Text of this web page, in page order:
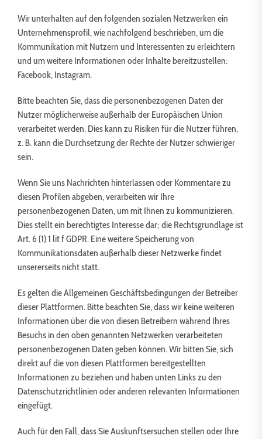
Wir unterhalten auf den folgenden sozialen Netzwerken ein
Unternehmensprofil, wie nachfolgend beschrieben, um die
Kommunikation mit Nutzern und Interessenten zu erleichtern
und um weitere Informationen oder Inhalte bereitzustellen:
Facebook, Instagram.
Bitte beachten Sie, dass die personenbezogenen Daten der
Nutzer möglicherweise außerhalb der Europäischen Union
verarbeitet werden. Dies kann zu Risiken für die Nutzer führen,
z. B. kann die Durchsetzung der Rechte der Nutzer schwieriger
sein.
Wenn Sie uns Nachrichten hinterlassen oder Kommentare zu
diesen Profilen abgeben, verarbeiten wir Ihre
personenbezogenen Daten, um mit Ihnen zu kommunizieren.
Dies stellt ein berechtigtes Interesse dar; die Rechtsgrundlage ist
Art. 6 (1) 1 lit f GDPR. Eine weitere Speicherung von
Kommunikationsdaten außerhalb dieser Netzwerke findet
unsererseits nicht statt.
Es gelten die Allgemeinen Geschäftsbedingungen der Betreiber
dieser Plattformen. Bitte beachten Sie, dass wir keine weiteren
Informationen über die von diesen Betreibern während Ihres
Besuchs in den oben genannten Netzwerken verarbeiteten
personenbezogenen Daten geben können. Wir bitten Sie, sich
direkt auf die von diesen Plattformen bereitgestellten
Informationen zu beziehen und haben unten Links zu den
Datenschutzrichtlinien oder anderen relevanten Informationen
eingefügt.
Auch für den Fall, dass Sie Auskunftsersuchen stellen oder Ihre